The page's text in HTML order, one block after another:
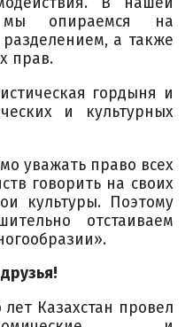
опираемся на
а также
прав.
гордыня и
и культурных
уважать право всех
говорить на своих
культуры. Поэтому
отстаиваем
Казахстан провел